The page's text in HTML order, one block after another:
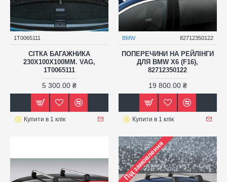
1T0065111
СІТКА БАГАЖНИКА
230X100X100ММ. VAG,
1T0065111
5 300.00 ₴
Купити в 1 клік
BMW 82712350122
ПОПЕРЕЧИНИ НА РЕЙЛІНГИ
ДЛЯ BMW X6 (F16),
82712350122
19 800.00 ₴
Купити в 1 клік
Під замовлення